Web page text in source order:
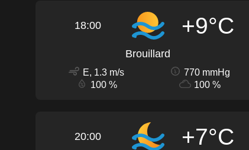
18:00 +9°C
Brouillard
E, 1.3 m/s
770 mmHg
100 %
100 %
20:00 +7°C